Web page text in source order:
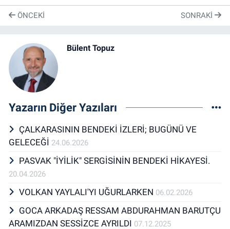
ÖNCEKI SONRAKI
Bülent Topuz
Yazarın Diğer Yazıları
ÇALKARASININ BENDEKİ İZLERİ; BUGÜNÜ VE
GELECEĞİ 24.06.2026
PASVAK "İYİLİK" SERGİSİNİN BENDEKİ HİKAYESİ.
20.04.2026
VOLKAN YAYLALI'YI UĞURLARKEN 06.02.2026
GOCA ARKADAŞ RESSAM ABDURAHMAN BARUTÇU
ARAMIZDAN SESSİZCE AYRILDI 07.12.2025